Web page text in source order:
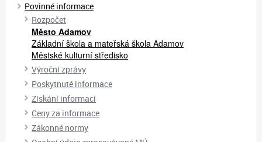
Povinné informace
Rozpočet
Město Adamov
Základní škola a mateřská škola Adamov
Městské kulturní středisko
Výroční zprávy
Poskytnuté informace
Získání informací
Ceny za informace
Zákonné normy